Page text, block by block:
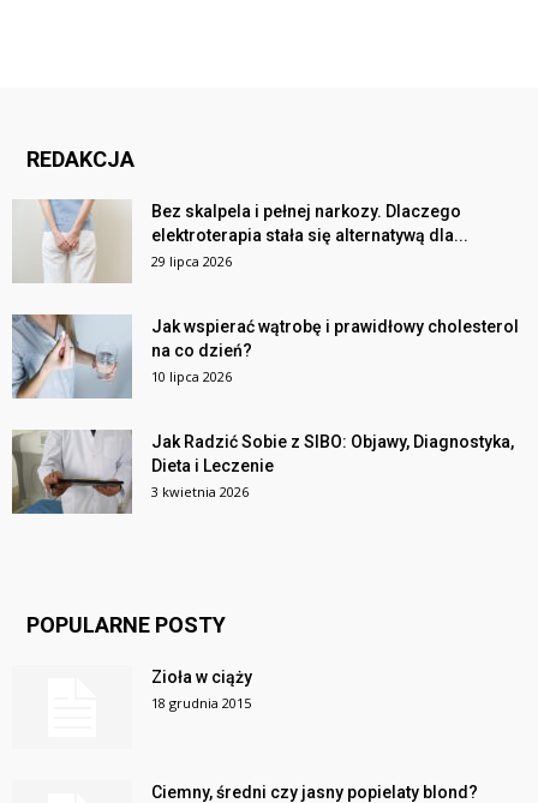
REDAKCJA
Bez skalpela i pełnej narkozy. Dlaczego
elektroterapia stała się alternatywą dla...
29 lipca 2026
Jak wspierać wątrobę i prawidłowy cholesterol
na co dzień?
10 lipca 2026
Jak Radzić Sobie z SIBO: Objawy, Diagnostyka,
Dieta i Leczenie
3 kwietnia 2026
POPULARNE POSTY
Zioła w ciąży
18 grudnia 2015
Ciemny, średni czy jasny popielaty blond?